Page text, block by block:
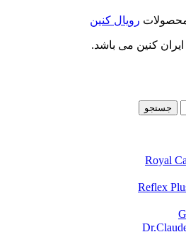
رویال کنین
کنین می باشد.
جستجو